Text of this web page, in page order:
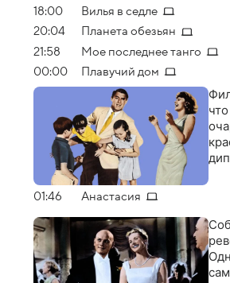
18:00
Вилья в седле
20:04
Планета обезьян
21:58
Мое последнее танго
00:00
Плавучий дом
01:46 Анастасия